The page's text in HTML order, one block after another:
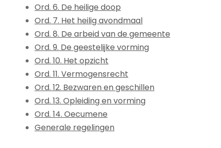
Ord. 6. De heilige doop
Ord. 7. Het heilig avondmaal
Ord. 8. De arbeid van de gemeente
Ord. 9. De geestelijke vorming
Ord. 10. Het opzicht
Ord. 11. Vermogensrecht
Ord. 12. Bezwaren en geschillen
Ord. 13. Opleiding en vorming
Ord. 14. Oecumene
Generale regelingen